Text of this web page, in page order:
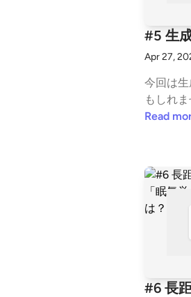
#5 生
Apr 27,
今回は
もしれま
Read
#6 長